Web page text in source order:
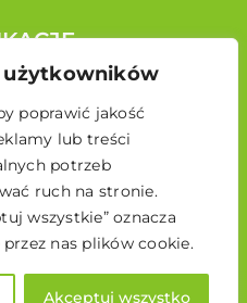
użytkowników
poprawić jakość
lub treści
potrzeb
ruch na stronie.
wszystkie” oznacza
nas plików cookie.
Akceptuj wszystko